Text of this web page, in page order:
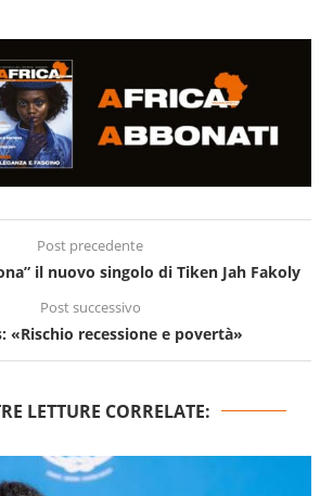
Post precedente
il nuovo singolo di Tiken Jah Fakoly
Post successivo
«Rischio recessione e povertà»
LETTURE CORRELATE: